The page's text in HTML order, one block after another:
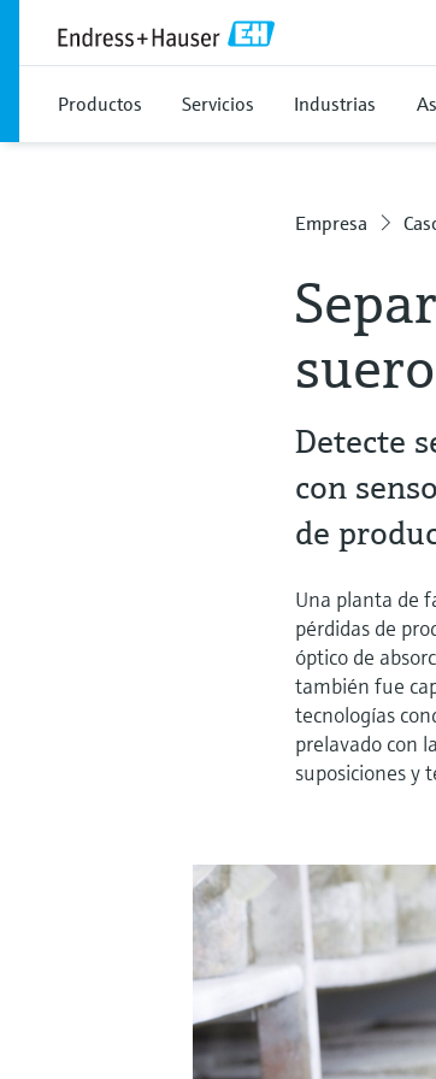
Productos Servicios Industrias
Empresa
Detecte
con
de
Una planta de
pérdidas de
óptico de
también fue
tecnologías
prelavado con
suposiciones y